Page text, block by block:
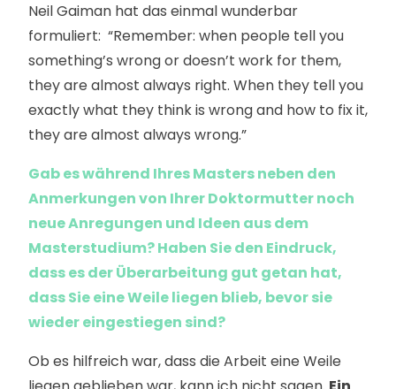
Neil Gaiman hat das einmal wunderbar
formuliert: “Remember: when people tell you
something’s wrong or doesn’t work for them,
they are almost always right. When they tell you
exactly what they think is wrong and how to fix it,
they are almost always wrong.”
Gab es während Ihres Masters neben den
Anmerkungen von Ihrer Doktormutter noch
neue Anregungen und Ideen aus dem
Masterstudium? Haben Sie den Eindruck,
dass es der Überarbeitung gut getan hat,
dass Sie eine Weile liegen blieb, bevor sie
wieder eingestiegen sind?
Ob es hilfreich war, dass die Arbeit eine Weile